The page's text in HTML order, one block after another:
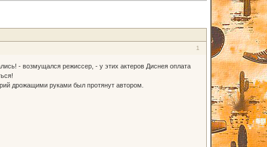
1
- возмущался режиссер, - у этих актеров Диснея оплата
дрожащими руками был протянут автором.